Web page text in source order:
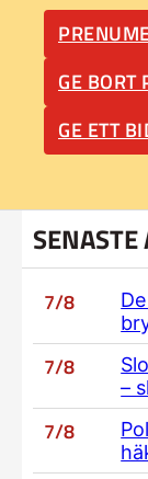
GE BORT
GE ETT
7/8
7/8
–
7/8